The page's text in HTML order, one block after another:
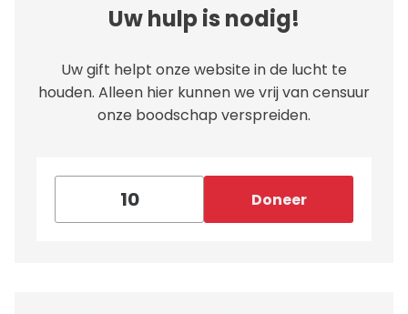
Uw hulp is nodig!
Uw gift helpt onze website in de lucht te
houden. Alleen hier kunnen we vrij van censuur
onze boodschap verspreiden.
Doneer